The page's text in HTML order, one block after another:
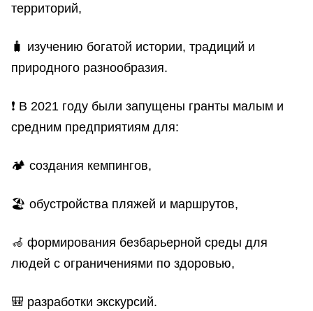
территорий,
🧳 изучению богатой истории, традиций и
природного разнообразия.
❗️ В 2021 году были запущены гранты малым и
средним предприятиям для:
🏕 создания кемпингов,
🏖 обустройства пляжей и маршрутов,
🦽 формирования безбарьерной среды для
людей с ограничениями по здоровью,
🎒 разработки экскурсий.